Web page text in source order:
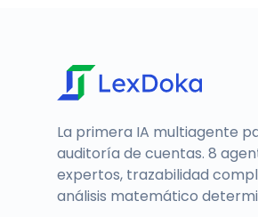
La primera IA multiagente
auditoría de cuentas. 8
expertos, trazabilidad
análisis matemático